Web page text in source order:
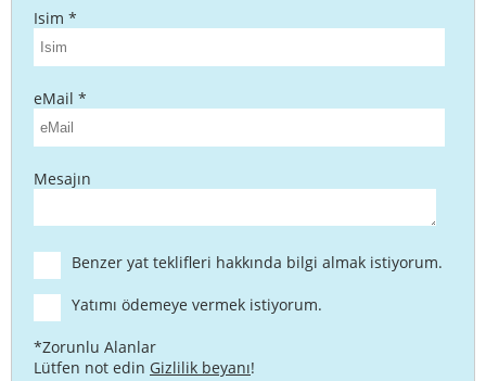
Isim *
eMail *
Mesajın
Benzer yat teklifleri hakkında bilgi almak istiyorum.
Yatımı ödemeye vermek istiyorum.
*Zorunlu Alanlar
Lütfen not edin Gizlilik beyanı!